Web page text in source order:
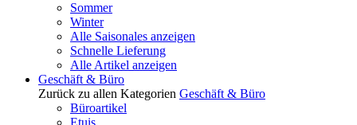
Sommer
Winter
Alle Saisonales anzeigen
Schnelle Lieferung
Alle Artikel anzeigen
Geschäft & Büro
Zurück zu allen Kategorien Geschäft & Büro
Büroartikel
Etuis